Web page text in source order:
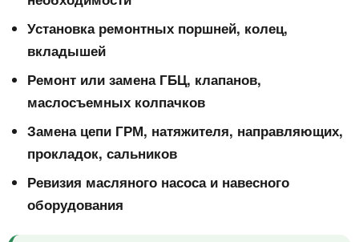
Установка ремонтных поршней, колец,
вкладышей
Ремонт или замена ГБЦ, клапанов,
маслосъемных колпачков
Замена цепи ГРМ, натяжителя, направляющих,
прокладок, сальников
Ревизия масляного насоса и навесного
оборудования